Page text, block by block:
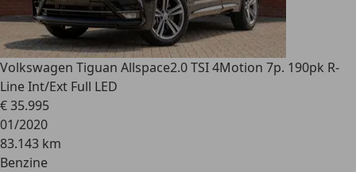
Volkswagen Tiguan Allspace2.0 TSI 4Motion 7p. 190pk R-
Line Int/Ext Full LED
€ 35.995
01/2020
83.143 km
Benzine